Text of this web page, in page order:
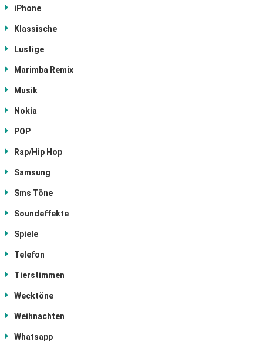
iPhone
Klassische
Lustige
Marimba Remix
Musik
Nokia
POP
Rap/Hip Hop
Samsung
Sms Töne
Soundeffekte
Spiele
Telefon
Tierstimmen
Wecktöne
Weihnachten
Whatsapp